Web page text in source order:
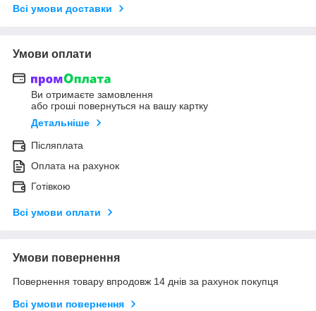
Всі умови доставки
Умови оплати
Ви отримаєте замовлення
або гроші повернуться на вашу картку
Детальніше
Післяплата
Оплата на рахунок
Готівкою
Всі умови оплати
Умови повернення
Повернення товару впродовж 14 днів за рахунок покупця
Всі умови повернення